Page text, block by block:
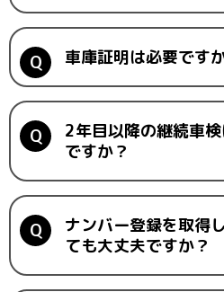
車庫証明は必要です
2年目以降の継続車
ですか？
ナンバー登録を取得
ても大丈夫ですか？